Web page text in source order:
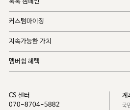
커스텀마이징
지속가능한 가치
멤버쉽 혜택
CS 센터
070-8704-5882
계
국